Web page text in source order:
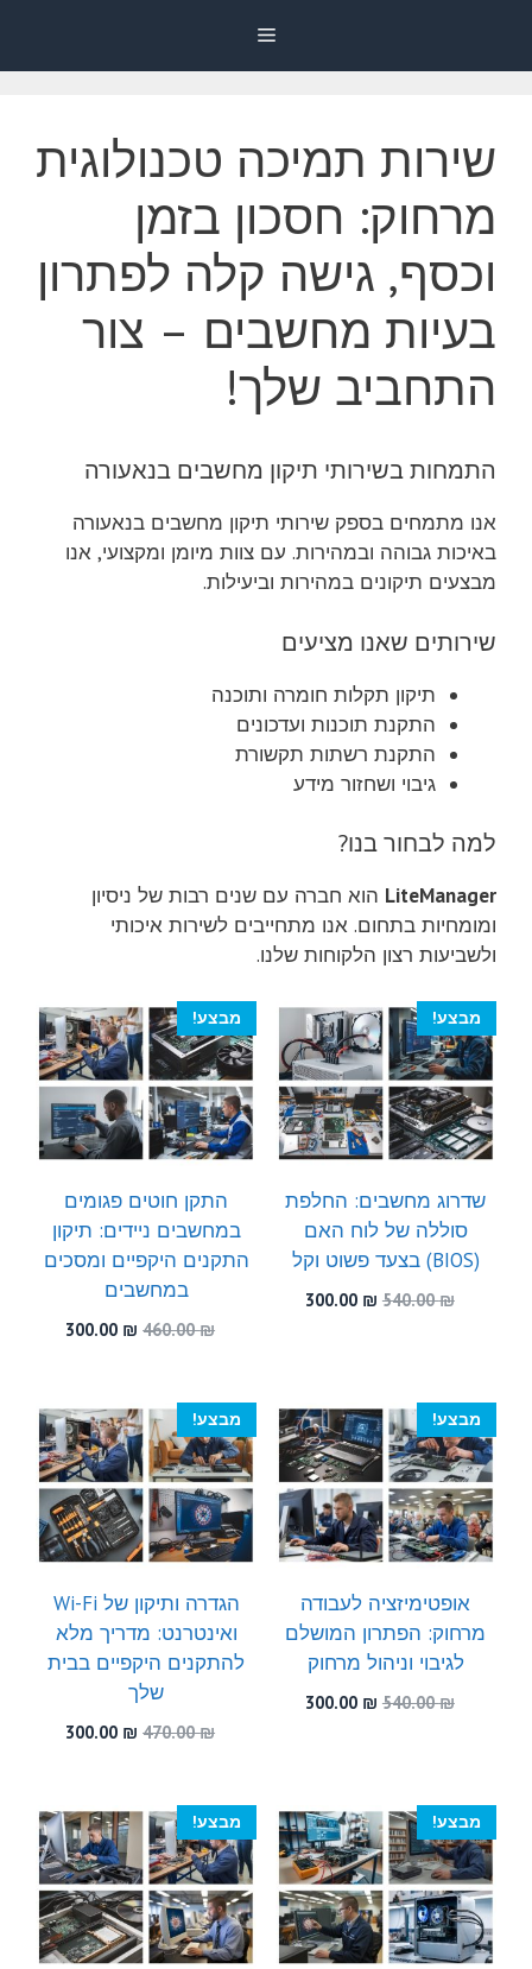
Menu
שירות תמיכה טכנולוגית
מרחוק: חסכון בזמן
וכסף, גישה קלה לפתרון
בעיות מחשבים – צור
התחביב שלך!
התמחות בשירותי תיקון מחשבים בנאעורה
אנו מתמחים בספק שירותי תיקון מחשבים בנאעורה
באיכות גבוהה ובמהירות. עם צוות מיומן ומקצועי, אנו
מבצעים תיקונים במהירות וביעילות.
שירותים שאנו מציעים
תיקון תקלות חומרה ותוכנה
התקנת תוכנות ועדכונים
התקנת רשתות תקשורת
גיבוי ושחזור מידע
למה לבחור בנו?
LiteManager הוא חברה עם שנים רבות של ניסיון
ומומחיות בתחום. אנו מתחייבים לשירות איכותי
ולשביעות רצון הלקוחות שלנו.
מבצע!
שדרוג מחשבים: החלפת
סוללה של לוח האם
(BIOS) בצעד פשוט וקל
540.00₪
המחיר
300.00 ₪
מבצע!
התקן חוטים פגומים
במחשבים ניידים: תיקון
התקנים היקפיים ומסכים
במחשבים
460.00₪
המחיר
460.00 ₪.
300.00 ₪
המחיר
300.00 ₪.
מבצע!
אופטימיזציה לעבודה
מרחוק: הפתרון המושלם
לגיבוי וניהול מרחוק
540.00₪
המחיר
300.00 ₪
מבצע!
הגדרה ותיקון של Wi-Fi
ואינטרנט: מדריך מלא
להתקנים היקפיים בבית
שלך
470.00₪
המחיר
300.00 ₪
המחיר
מבצע! מבצע!